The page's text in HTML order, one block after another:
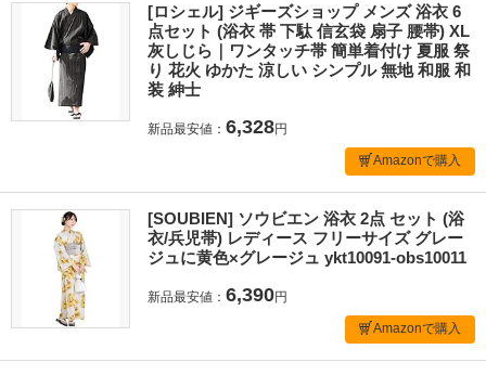
[ロシェル] ジギーズショップ メンズ 浴衣 6
点セット (浴衣 帯 下駄 信玄袋 扇子 腰帯) XL
灰しじら｜ワンタッチ帯 簡単着付け 夏服 祭
り 花火 ゆかた 涼しい シンプル 無地 和服 和
装 紳士
新品最安値： 6,328円
Amazonで購入
[SOUBIEN] ソウビエン 浴衣 2点 セット (浴
衣/兵児帯) レディース フリーサイズ グレー
ジュに黄色×グレージュ ykt10091-obs10011
新品最安値： 6,390円
Amazonで購入